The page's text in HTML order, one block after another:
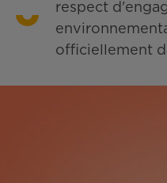
respect
officiellement